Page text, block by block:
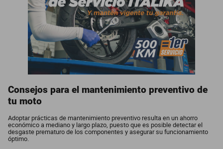
Consejos para el mantenimiento preventivo de
tu moto
Adoptar prácticas de mantenimiento preventivo resulta en un ahorro
económico a mediano y largo plazo, puesto que es posible detectar el
desgaste prematuro de los componentes y asegurar su funcionamiento
óptimo.